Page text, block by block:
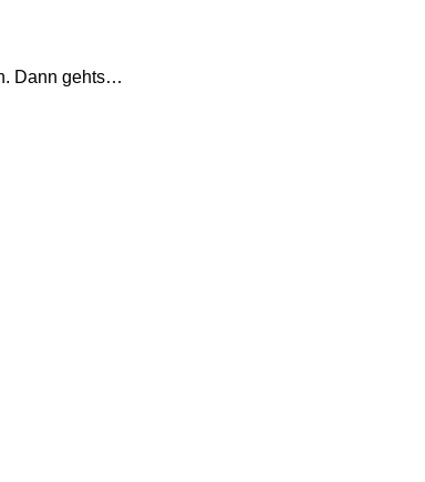
Dann gehts…